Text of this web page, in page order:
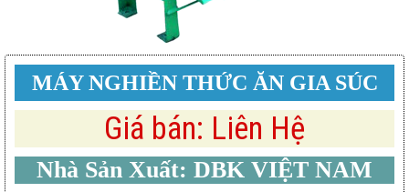
MÁY NGHIỀN THỨC ĂN GIA SÚC
Giá bán: Liên Hệ
Nhà Sản Xuất: DBK VIỆT NAM